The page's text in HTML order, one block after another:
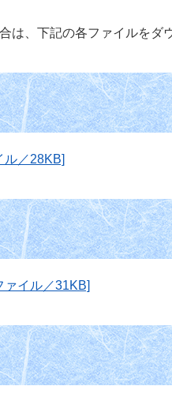
は、下記の各ファイルをダ
ル／28KB]
イル／31KB]